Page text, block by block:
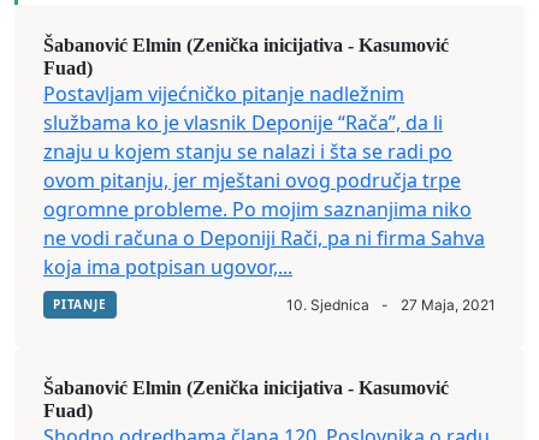
Šabanović Elmin (Zenička inicijativa - Kasumović
Fuad)
Postavljam vijećničko pitanje nadležnim
službama ko je vlasnik Deponije “Rača”, da li
znaju u kojem stanju se nalazi i šta se radi po
ovom pitanju, jer mještani ovog područja trpe
ogromne probleme. Po mojim saznanjima niko
ne vodi računa o Deponiji Rači, pa ni firma Sahva
koja ima potpisan ugovor,...
PITANJE 10. Sjednica - 27 Maja, 2021
Šabanović Elmin (Zenička inicijativa - Kasumović
Fuad)